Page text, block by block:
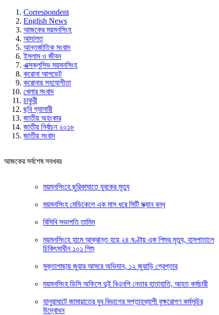
Correspondent
English News
আজকের ময়মনসিংহ
আদালত
আন্তর্জাতিক সংবাদ
ইসলাম ও জীবন
এক্সক্লুসিভ ময়মনসিংহ
করোনা আপডেট
করোনায় সহযোগীতা
খেলার সংবাদ
চাকুরী
ছবি গ্যালারী
জাতীয় অহংকার
জাতীয় নির্বাচন ২০১৮
জাতীয় সংবাদ
আজকের সর্বশেষ সবখবর
ময়মনসিংহে ছুরিকাঘাতে যুবকের মৃত্যু
ময়মনসিংহ মেডিকেলে এক মাস ধরে সিটি স্ক্যান বন্ধ
বিসিবি সভাপতি তামিম
ময়মনসিংহে হামে আক্রান্ত হয়ে ২৪ ঘণ্টায় এক শিশুর মৃত্যু, হাসপাতালে
চিকিৎসাধীন ১০১ শিশু
মুক্তাগাছায় জুয়ার আসরে অভিযান, ১২ জুয়াড়ি গ্রেপ্তার
ময়মনসিংহ ডিসি অফিসে দুই বিএনপি নেতার হাতাহাতি, আহত কর্মচারী
হালুয়াঘাটে জামায়াতের যুব বিভাগের সপ্তাহব্যাপী বৃক্ষরোপণ কর্মসূচির
উদ্বোধন